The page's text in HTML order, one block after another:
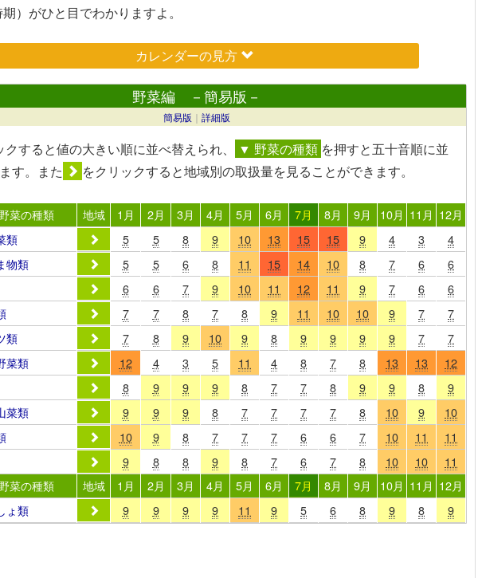
）がひと目でわかりますよ。
カレンダーの見方
野菜編 －簡易版－
簡易版 ｜ 詳細版
クすると値の大きい順に並べ替えられ、 ▼ 野菜の種類 を押すと五十音順に並
す。また
をクリックすると地域別の取扱量を見ることができます。
菜の種類 地域 1月 2月 3月 4月 5月 6月 7月 8月 9月 10月 11月 12月
類
5 5 8 9 10 13 15 15 9 4 3
4
物類
5 5 6 8 11 15 14 10 8 7 6
6
6 6 7 9 10 11 12 11 9 7 6
6
7 7 8 7 8 9 11 10 10 9 7
7
類
7 8 9 10 9 8 9 9 9 9 7
7
菜類
12 4 3 5 11 4 8 7 8 13 13
12
8 9 9 9 8 7 7 8 9 9 8
9
菜類
9 9 9 8 7 7 7 7 8 10 9
10
10 9 8 7 7 7 6 6 7 10 11
11
9 8 8 9 8 7 6 7 8 10 10
11
菜の種類
地域 1月 2月 3月 4月 5月 6月 7月 8月 9月 10月 11月 12月
ょ類
9 9 9 9 11 9 5 6 8 9 8 9